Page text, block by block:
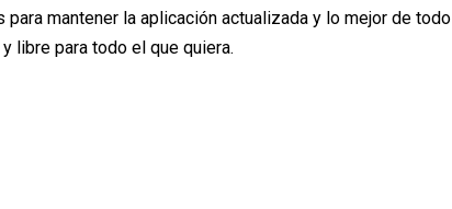
mantener la aplicación actualizada y lo mejor de todo
libre para todo el que quiera.